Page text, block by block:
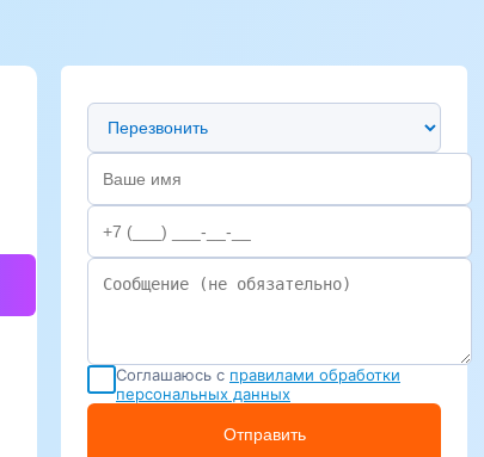
Предпочтительный способ связи
Соглашаюсь с правилами обработки
персональных данных
Отправить